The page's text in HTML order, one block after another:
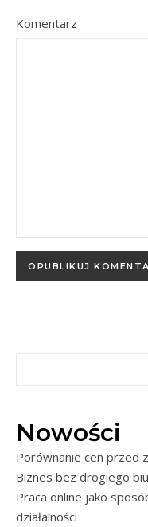
Komentarz
Nowości
Porównanie cen przed
Biznes bez drogiego
Praca online jako
działalności